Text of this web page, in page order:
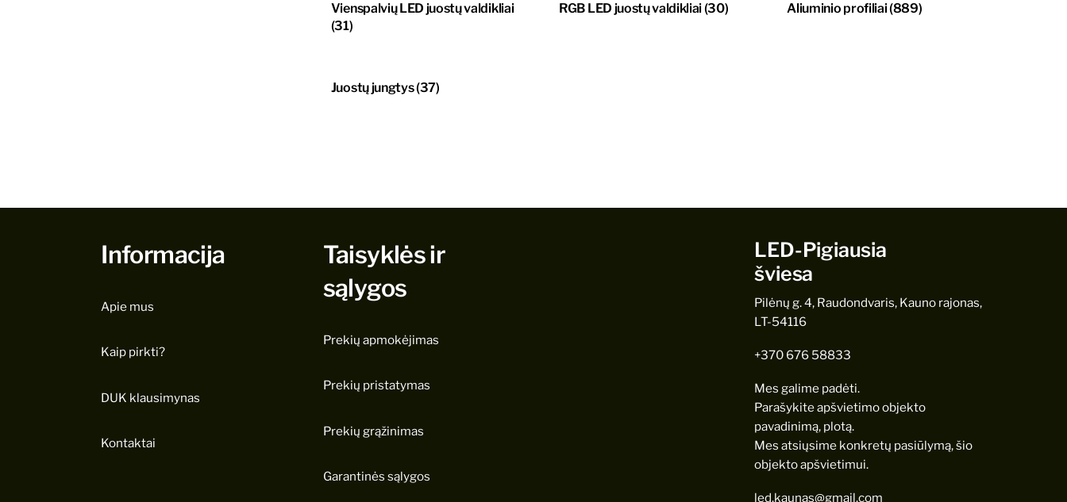
Vienspalvių LED juostų valdikliai
(31)
RGB LED juostų valdikliai(30) Aliuminio profiliai(889)
Juostų jungtys(37)
LED-Pigiausia
šviesa
Pilėnų g. 4, Raudondvaris, Kauno rajonas,
LT-54116
+370 676 58833
Mes galime padėti.
Parašykite apšvietimo objekto
pavadinimą, plotą.
Mes atsiųsime konkretų pasiūlymą, šio
objekto apšvietimui.
led.kaunas@gmail.com
Informacija
Apie mus
Kaip pirkti?
DUK klausimynas
Kontaktai
Taisyklės ir
sąlygos
Prekių apmokėjimas
Prekių pristatymas
Prekių grąžinimas
Garantinės sąlygos